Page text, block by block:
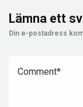
Lämna ett
Din e-postadress